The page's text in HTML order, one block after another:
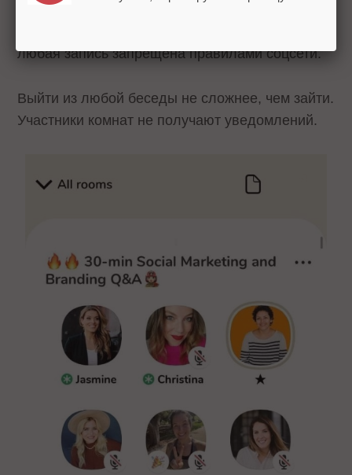
было так много, что пользователи
любая запись запрещена правилами соцсети.
Выйти из любой беседы не сложнее, чем зайти.
Участники комнат не получают уведомлений.